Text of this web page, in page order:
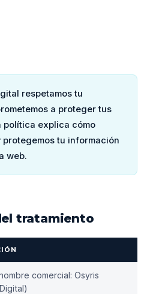
respetamos tu
a proteger tus
política explica cómo
protegemos tu información
web.
tratamiento
comercial: Osyris